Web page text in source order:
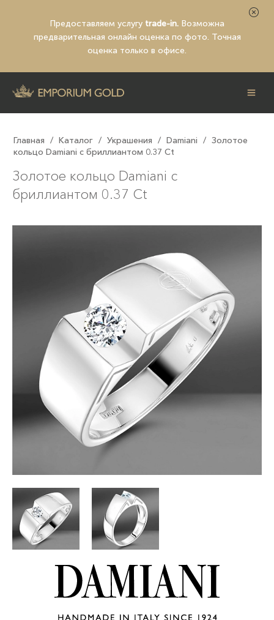
Предоставляем услугу trade-in. Возможна
предварительная онлайн оценка по фото. Точная
оценка только в офисе.
Главная / Каталог / Украшения / Damiani / Золотое
кольцо Damiani с бриллиантом 0.37 Ct
Золотое кольцо Damiani с
бриллиантом 0.37 Ct